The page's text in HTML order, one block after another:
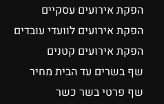
הפקת אירועים עסקיים
הפקת אירועים לוועדי עובדים
הפקת אירועים קטנים
שף בשרים עד הבית מחיר
שף פרטי בשר כשר